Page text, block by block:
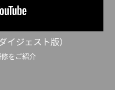
イジェスト版）
をご紹介